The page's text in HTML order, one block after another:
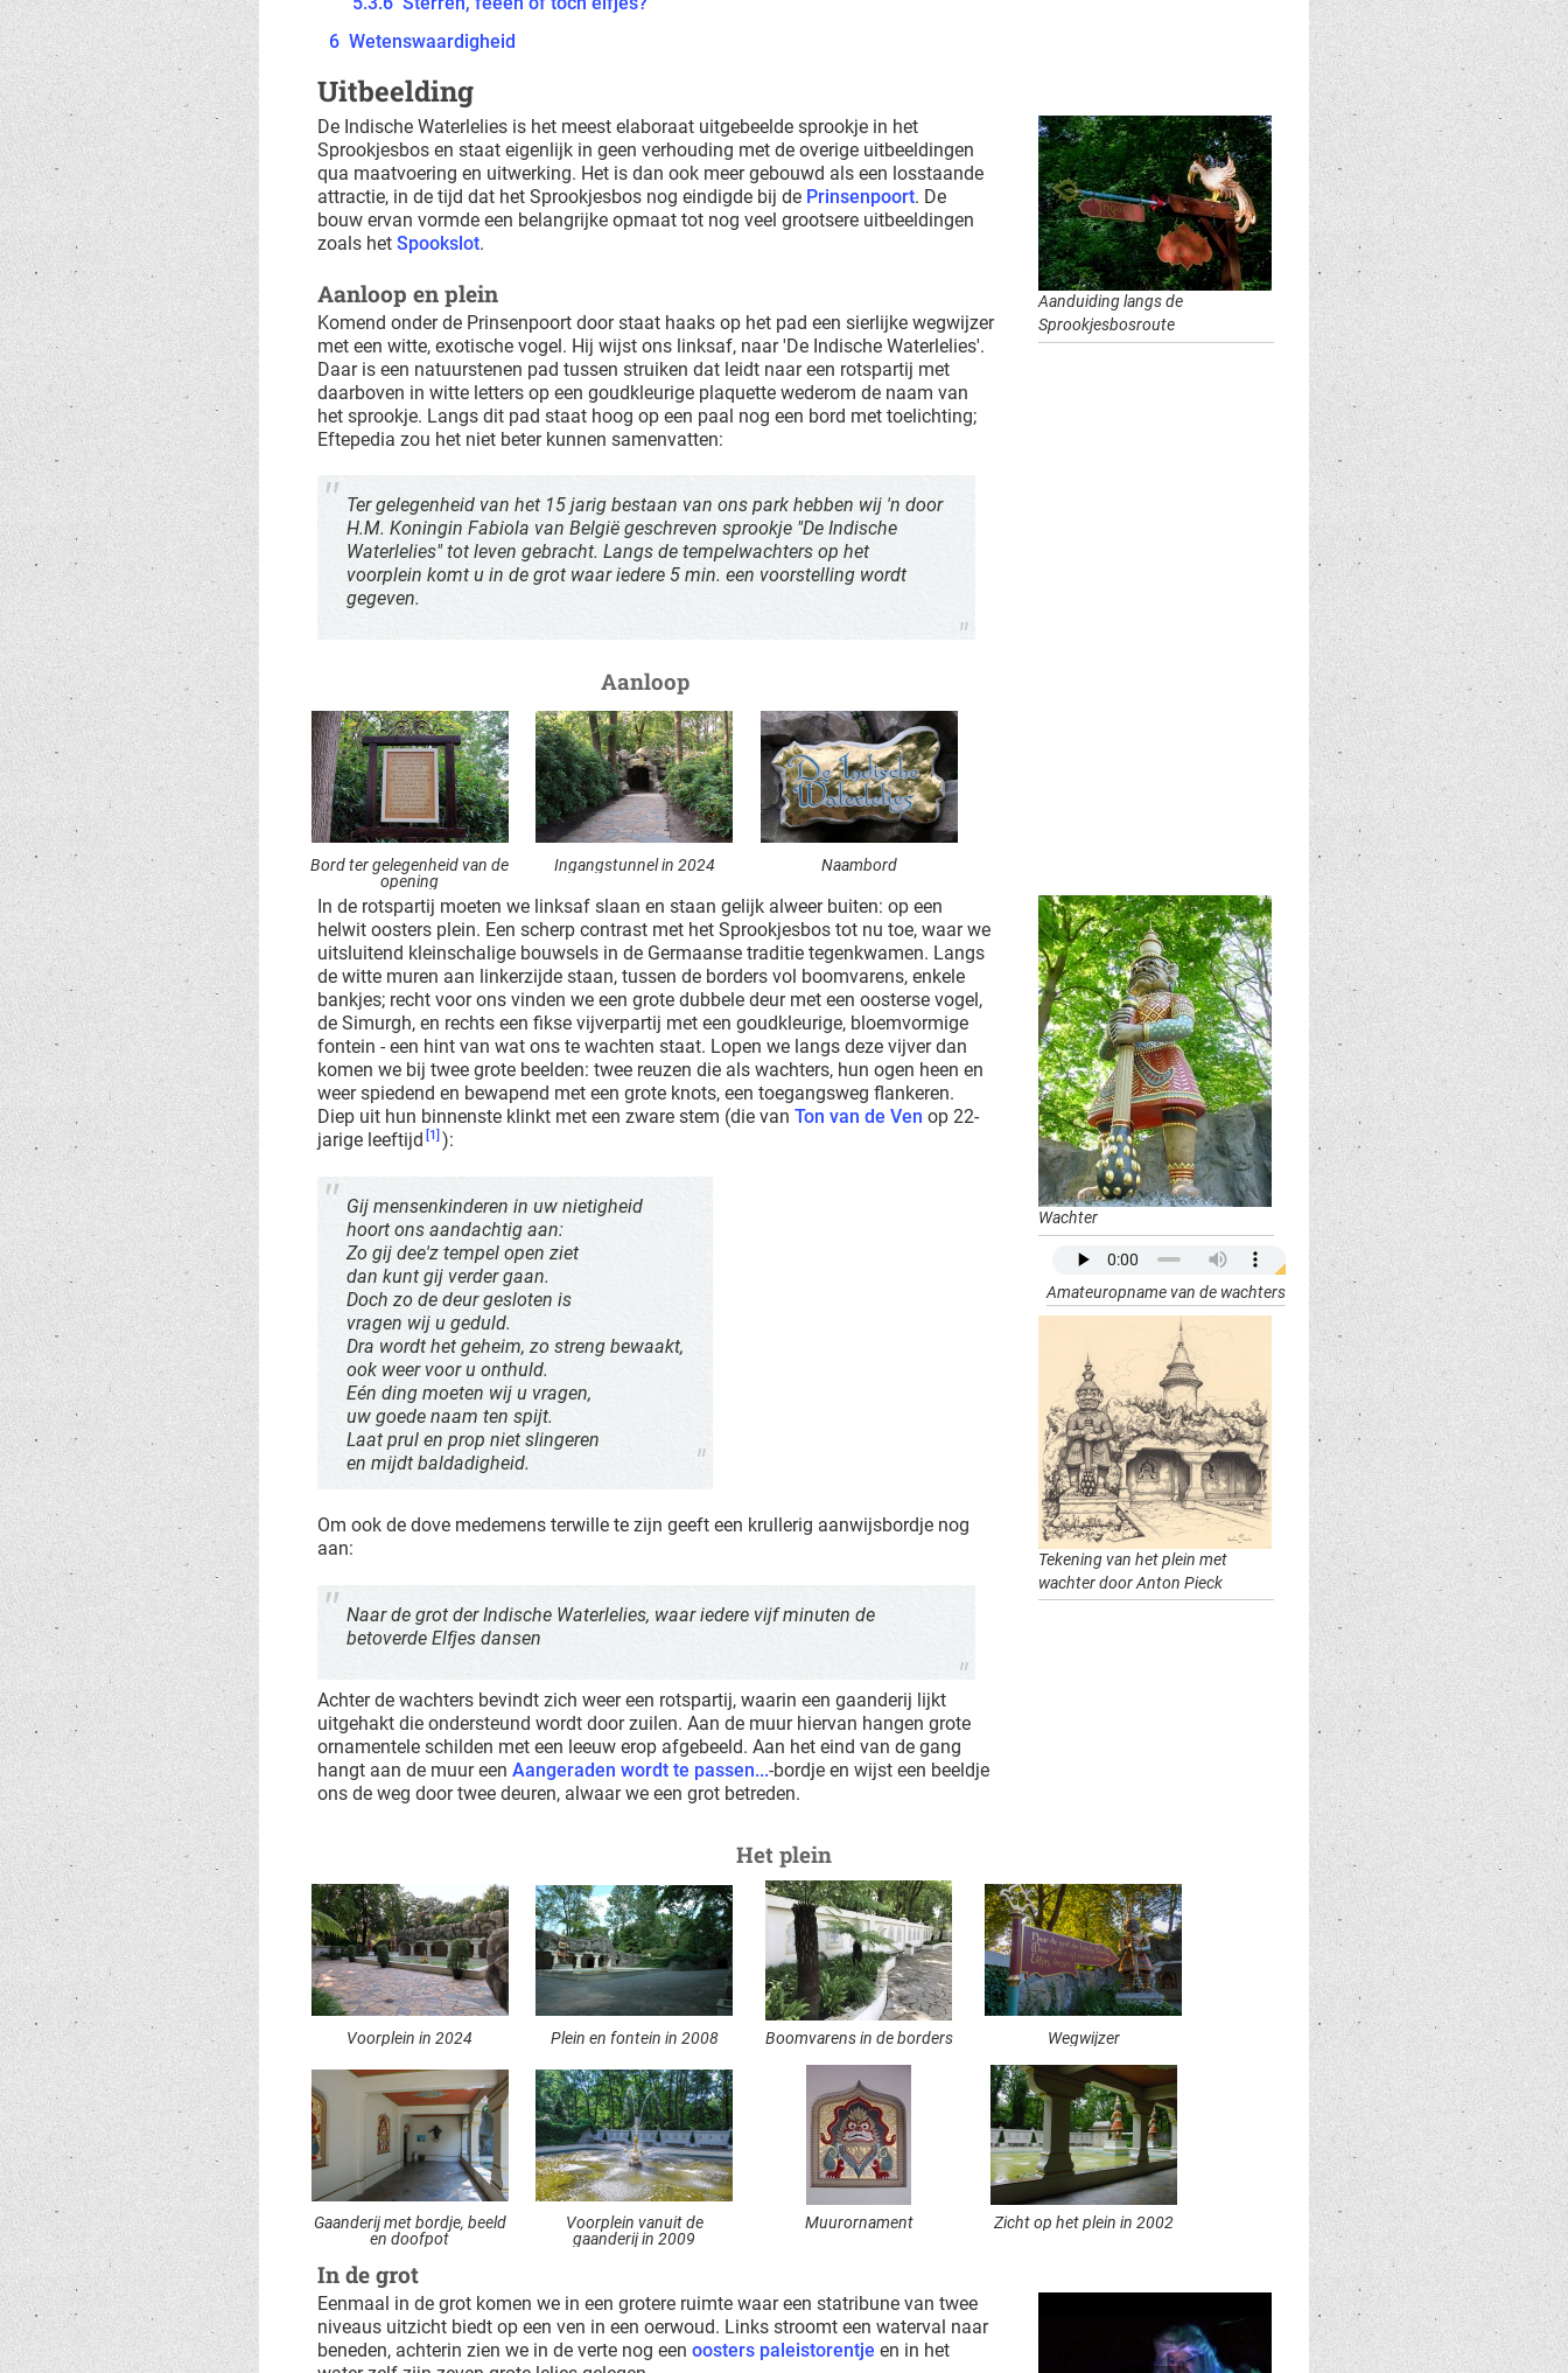
6 Wetenswaardigheid
Uitbeelding
Aanduiding langs de
Sprookjesbosroute
De Indische Waterlelies is het meest elaboraat uitgebeelde sprookje in het
Sprookjesbos en staat eigenlijk in geen verhouding met de overige uitbeeldingen
qua maatvoering en uitwerking. Het is dan ook meer gebouwd als een losstaande
attractie, in de tijd dat het Sprookjesbos nog eindigde bij de Prinsenpoort. De
bouw ervan vormde een belangrijke opmaat tot nog veel grootsere uitbeeldingen
zoals het Spookslot.
Aanloop en plein
Komend onder de Prinsenpoort door staat haaks op het pad een sierlijke wegwijzer
met een witte, exotische vogel. Hij wijst ons linksaf, naar 'De Indische Waterlelies'.
Daar is een natuurstenen pad tussen struiken dat leidt naar een rotspartij met
daarboven in witte letters op een goudkleurige plaquette wederom de naam van
het sprookje. Langs dit pad staat hoog op een paal nog een bord met toelichting;
Eftepedia zou het niet beter kunnen samenvatten:
Ter gelegenheid van het 15 jarig bestaan van ons park hebben wij 'n door
H.M. Koningin Fabiola van België geschreven sprookje "De Indische
Waterlelies" tot leven gebracht. Langs de tempelwachters op het
voorplein komt u in de grot waar iedere 5 min. een voorstelling wordt
gegeven.
Aanloop
Bord ter gelegenheid van de
opening
Ingangstunnel in 2024 Naambord
Wachter
Amateuropname van de wachters
Tekening van het plein met
wachter door Anton Pieck
In de rotspartij moeten we linksaf slaan en staan gelijk alweer buiten: op een
helwit oosters plein. Een scherp contrast met het Sprookjesbos tot nu toe, waar we
uitsluitend kleinschalige bouwsels in de Germaanse traditie tegenkwamen. Langs
de witte muren aan linkerzijde staan, tussen de borders vol boomvarens, enkele
bankjes; recht voor ons vinden we een grote dubbele deur met een oosterse vogel,
de Simurgh, en rechts een fikse vijverpartij met een goudkleurige, bloemvormige
fontein - een hint van wat ons te wachten staat. Lopen we langs deze vijver dan
komen we bij twee grote beelden: twee reuzen die als wachters, hun ogen heen en
weer spiedend en bewapend met een grote knots, een toegangsweg flankeren.
Diep uit hun binnenste klinkt met een zware stem (die van Ton van de Ven op 22-
jarige leeftijd
[1] ):
Gij mensenkinderen in uw nietigheid
hoort ons aandachtig aan:
Zo gij dee'z tempel open ziet
dan kunt gij verder gaan.
Doch zo de deur gesloten is
vragen wij u geduld.
Dra wordt het geheim, zo streng bewaakt,
ook weer voor u onthuld.
Eén ding moeten wij u vragen,
uw goede naam ten spijt.
Laat prul en prop niet slingeren
en mijdt baldadigheid.
Om ook de dove medemens terwille te zijn geeft een krullerig aanwijsbordje nog
aan:
Naar de grot der Indische Waterlelies, waar iedere vijf minuten de
betoverde Elfjes dansen
Achter de wachters bevindt zich weer een rotspartij, waarin een gaanderij lijkt
uitgehakt die ondersteund wordt door zuilen. Aan de muur hiervan hangen grote
ornamentele schilden met een leeuw erop afgebeeld. Aan het eind van de gang
hangt aan de muur een Aangeraden wordt te passen...-bordje en wijst een beeldje
ons de weg door twee deuren, alwaar we een grot betreden.
Het plein
Voorplein in 2024 Plein en fontein in 2008 Boomvarens in de borders Wegwijzer
Gaanderij met bordje, beeld
en doofpot
Voorplein vanuit de
gaanderij in 2009
Muurornament Zicht op het plein in 2002
In de grot
Eenmaal in de grot komen we in een grotere ruimte waar een statribune van twee
niveaus uitzicht biedt op een ven in een oerwoud. Links stroomt een waterval naar
beneden, achterin zien we in de verte nog een oosters paleistorentje en in het